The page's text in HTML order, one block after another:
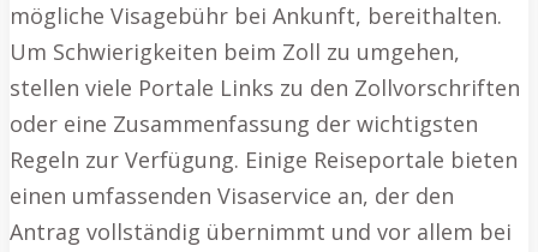
mögliche Visagebühr bei Ankunft, bereithalten.
Um Schwierigkeiten beim Zoll zu umgehen,
stellen viele Portale Links zu den Zollvorschriften
oder eine Zusammenfassung der wichtigsten
Regeln zur Verfügung. Einige Reiseportale bieten
einen umfassenden Visaservice an, der den
Antrag vollständig übernimmt und vor allem bei